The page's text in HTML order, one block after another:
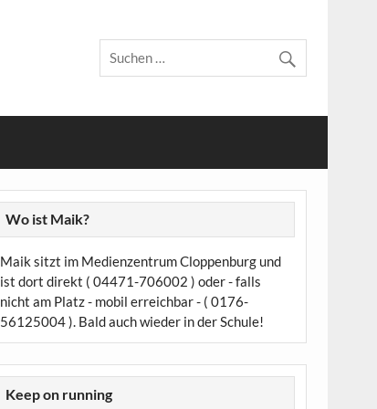
Wo ist Maik?
Maik sitzt im Medienzentrum Cloppenburg und
ist dort direkt ( 04471-706002 ) oder - falls
nicht am Platz - mobil erreichbar - ( 0176-
56125004 ). Bald auch wieder in der Schule!
Keep on running